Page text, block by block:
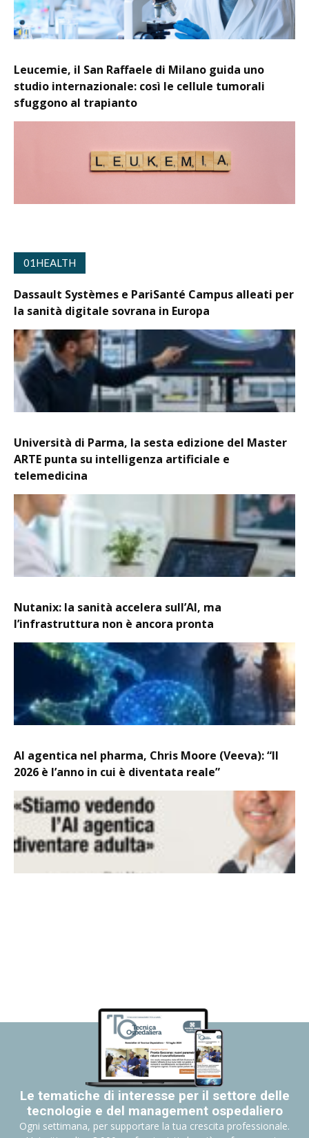
Leucemie, il San Raffaele di Milano guida uno
studio internazionale: così le cellule tumorali
sfuggono al trapianto
01HEALTH
Dassault Systèmes e PariSanté Campus alleati per
la sanità digitale sovrana in Europa
Università di Parma, la sesta edizione del Master
ARTE punta su intelligenza artificiale e
telemedicina
Nutanix: la sanità accelera sull’AI, ma
l’infrastruttura non è ancora pronta
AI agentica nel pharma, Chris Moore (Veeva): “Il
2026 è l’anno in cui è diventata reale”
Le tematiche di interesse per il settore delle
tecnologie e del management ospedaliero
Ogni settimana, per supportare la tua crescita professionale.